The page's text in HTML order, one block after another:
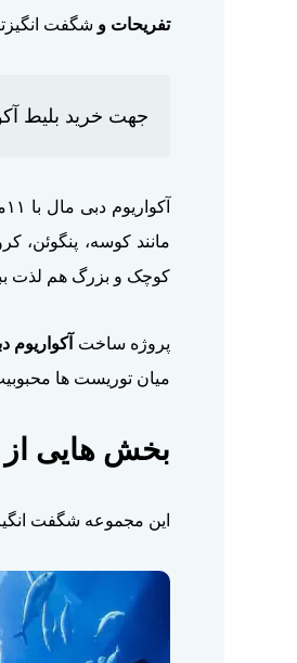
تفریحات و شگفت
جهت خرید بلیط
آکواریوم دبی مال با ۱۱متر ارتفاع، ۵۱ متر طول و ۲۰ متر عرض به عنوان
مانند کوسه، پنگوئن،
کوچک و بزرگ هم لذت
پروژه ساخت
میان توریست ها
بخش هایی از
این مجموعه شگفت